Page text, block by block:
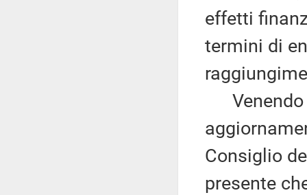
effetti
termini di
Venendo
Consiglio
presente